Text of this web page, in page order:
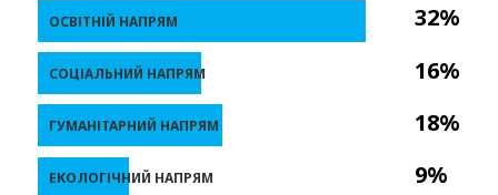
32%
16%
18%
9%
ОСВІТНІЙ НАПРЯМ
СОЦІАЛЬНИЙ НАПРЯМ
ГУМАНІТАРНИЙ НАПРЯМ
ЕКОЛОГІЧНИЙ НАПРЯМ